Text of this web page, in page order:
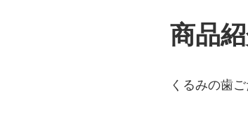
商品
くるみの歯